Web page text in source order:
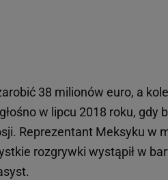
38 milionów euro, a
w lipcu 2018 roku, gdy
Reprezentant Meksyku w
rozgrywki wystąpił w